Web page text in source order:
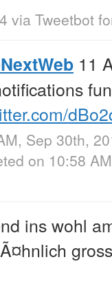
via Tweetbot
11
Sep 30th,
on 10:58
ins wohl